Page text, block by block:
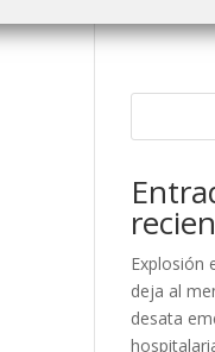
Explosión
deja al
desata